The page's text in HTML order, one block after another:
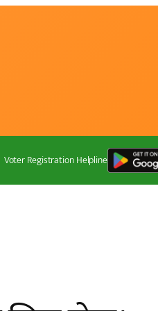
Voter Registration Helpline